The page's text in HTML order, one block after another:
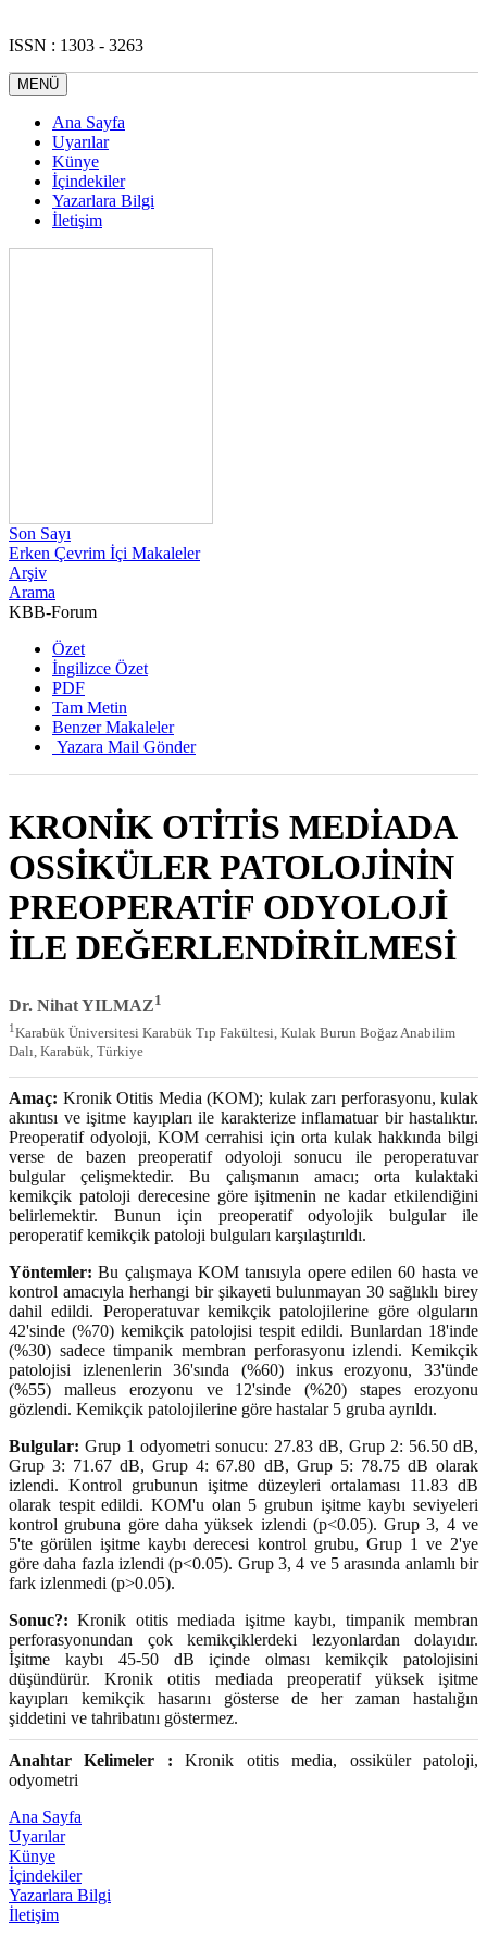
ISSN : 1303 - 3263
MENÜ
Ana Sayfa
Uyarılar
Künye
İçindekiler
Yazarlara Bilgi
İletişim
Son Sayı
Erken Çevrim İçi Makaleler
Arşiv
Arama
KBB-Forum
Özet
İngilizce Özet
PDF
Tam Metin
Benzer Makaleler
Yazara Mail Gönder
KRONİK OTİTİS MEDİADA
OSSİKÜLER PATOLOJİNİN
PREOPERATİF ODYOLOJİ
İLE DEĞERLENDİRİLMESİ
Dr. Nihat YILMAZ1
1 Karabük Üniversitesi Karabük Tıp Fakültesi, Kulak Burun Boğaz Anabilim
Dalı, Karabük, Türkiye
Amaç: Kronik Otitis Media (KOM); kulak zarı perforasyonu, kulak
akıntısı ve işitme kayıpları ile karakterize inflamatuar bir hastalıktır.
Preoperatif odyoloji, KOM cerrahisi için orta kulak hakkında bilgi
verse de bazen preoperatif odyoloji sonucu ile peroperatuvar
bulgular çelişmektedir. Bu çalışmanın amacı; orta kulaktaki
kemikçik patoloji derecesine göre işitmenin ne kadar etkilendiğini
belirlemektir. Bunun için preoperatif odyolojik bulgular ile
peroperatif kemikçik patoloji bulguları karşılaştırıldı.
Yöntemler: Bu çalışmaya KOM tanısıyla opere edilen 60 hasta ve
kontrol amacıyla herhangi bir şikayeti bulunmayan 30 sağlıklı birey
dahil edildi. Peroperatuvar kemikçik patolojilerine göre olguların
42'sinde (%70) kemikçik patolojisi tespit edildi. Bunlardan 18'inde
(%30) sadece timpanik membran perforasyonu izlendi. Kemikçik
patolojisi izlenenlerin 36'sında (%60) inkus erozyonu, 33'ünde
(%55) malleus erozyonu ve 12'sinde (%20) stapes erozyonu
gözlendi. Kemikçik patolojilerine göre hastalar 5 gruba ayrıldı.
Bulgular: Grup 1 odyometri sonucu: 27.83 dB, Grup 2: 56.50 dB,
Grup 3: 71.67 dB, Grup 4: 67.80 dB, Grup 5: 78.75 dB olarak
izlendi. Kontrol grubunun işitme düzeyleri ortalaması 11.83 dB
olarak tespit edildi. KOM'u olan 5 grubun işitme kaybı seviyeleri
kontrol grubuna göre daha yüksek izlendi (p<0.05). Grup 3, 4 ve
5'te görülen işitme kaybı derecesi kontrol grubu, Grup 1 ve 2'ye
göre daha fazla izlendi (p<0.05). Grup 3, 4 ve 5 arasında anlamlı bir
fark izlenmedi (p>0.05).
Sonuc?: Kronik otitis mediada işitme kaybı, timpanik membran
perforasyonundan çok kemikçiklerdeki lezyonlardan dolayıdır.
İşitme kaybı 45-50 dB içinde olması kemikçik patolojisini
düşündürür. Kronik otitis mediada preoperatif yüksek işitme
kayıpları kemikçik hasarını gösterse de her zaman hastalığın
şiddetini ve tahribatını göstermez.
Anahtar Kelimeler : Kronik otitis media, ossiküler patoloji,
odyometri
Ana Sayfa
Uyarılar
Künye
İçindekiler
Yazarlara Bilgi
İletişim